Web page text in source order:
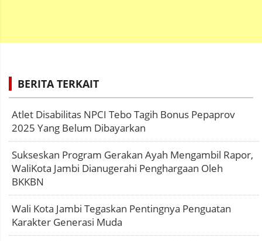
BERITA TERKAIT
Atlet Disabilitas NPCI Tebo Tagih Bonus Pepaprov
2025 Yang Belum Dibayarkan
Sukseskan Program Gerakan Ayah Mengambil Rapor,
WaliKota Jambi Dianugerahi Penghargaan Oleh
BKKBN
Wali Kota Jambi Tegaskan Pentingnya Penguatan
Karakter Generasi Muda